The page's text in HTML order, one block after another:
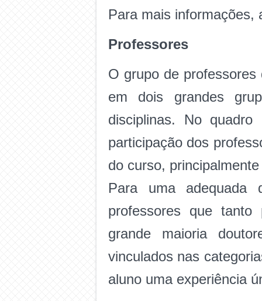
Para mais
Professores
O grupo de
em dois grandes
disciplinas. No
participação dos
do curso,
Para uma adequada
professores que tanto
grande maioria
vinculados nas
aluno uma experiência